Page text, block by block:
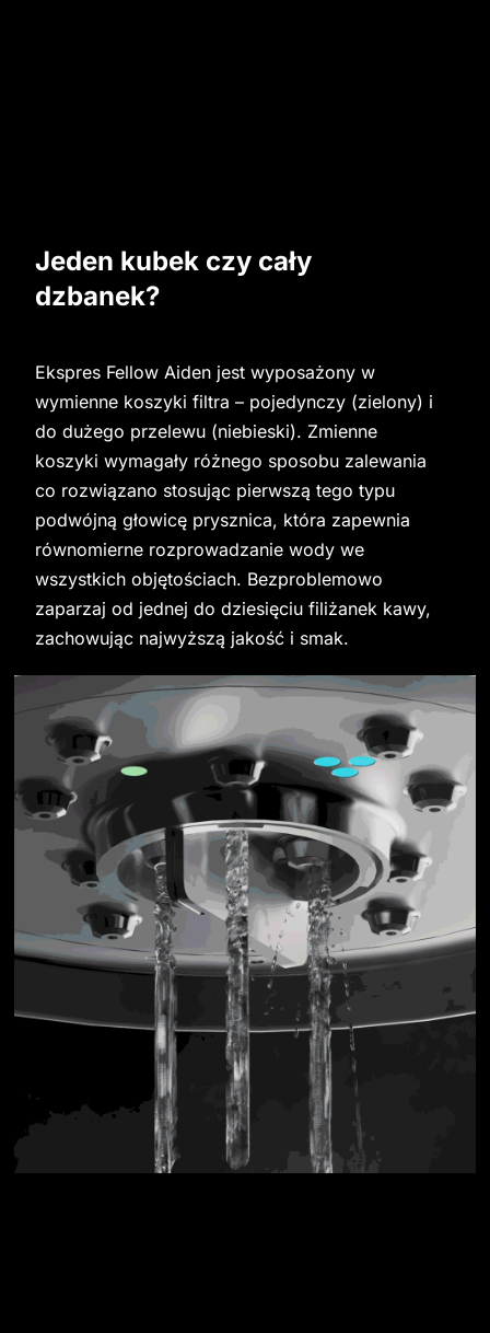
Jeden kubek czy cały
dzbanek?
Ekspres Fellow Aiden jest wyposażony w
wymienne koszyki filtra – pojedynczy (zielony) i
do dużego przelewu (niebieski). Zmienne
koszyki wymagały różnego sposobu zalewania
co rozwiązano stosując pierwszą tego typu
podwójną głowicę prysznica, która zapewnia
równomierne rozprowadzanie wody we
wszystkich objętościach. Bezproblemowo
zaparzaj od jednej do dziesięciu filiżanek kawy,
zachowując najwyższą jakość i smak.